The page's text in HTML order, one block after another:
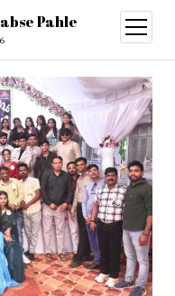
Pahle
open
menu